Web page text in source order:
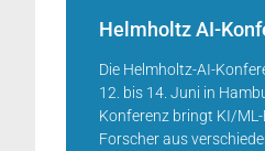
Helmholtz AI-
Die Helmholtz-AI-
12. bis 14. Juni in
Konferenz bringt KI/
Forscher aus